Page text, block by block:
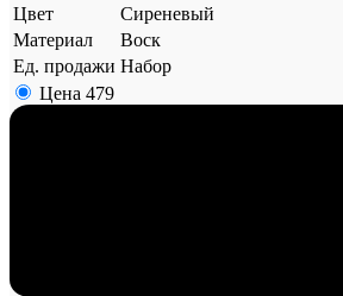
Цвет
Сиреневый
Материал
Воск
Ед. продажи Набор
Цена 479